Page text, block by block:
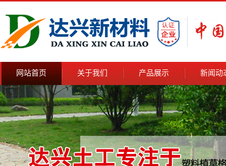
网站首页 关于我们 产品展示 新闻动